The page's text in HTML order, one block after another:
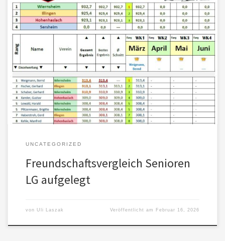
Hier die Ergebnisse der Seniorenrunde Luftgewehr aufgelegt –
Stand Ende Juni 2026 Am 11. Februar 2026 fand der vierte
Wettkampf in der Seniorenrunde Luftgewehr aufgelegt in
Hohenhaslach statt. Hier nun die Abschlusstabelle
UNCATEGORIZED
Freundschaftsvergleich Senioren
LG aufgelegt
von Uli Laszak Veröffentlicht am Februar 16, 2026